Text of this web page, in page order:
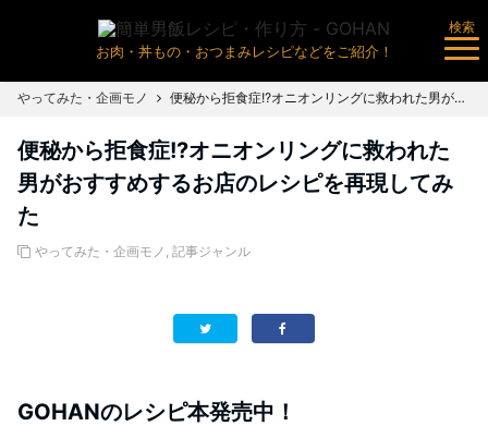
お肉・丼もの・おつまみレシピなどをご紹介！
検索
やってみた・企画モノ 便秘から拒食症!?オニオンリングに救われた男がおすすめするお店のレシピを再現してみた
便秘から拒食症!?オニオンリングに救われた
男がおすすめするお店のレシピを再現してみ
た
やってみた・企画モノ , 記事ジャンル
GOHANのレシピ本発売中！